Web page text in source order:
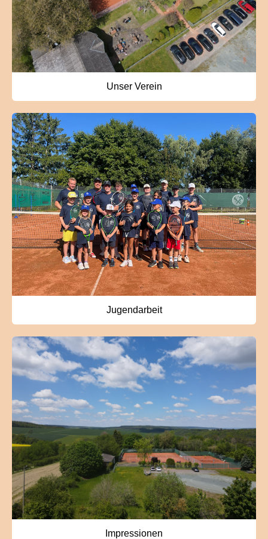
Unser Verein
Jugendarbeit
Impressionen